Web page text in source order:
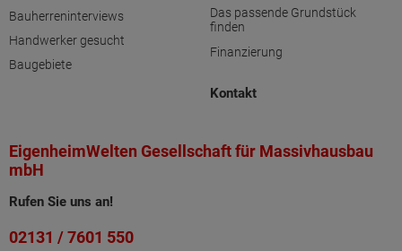
Bauherreninterviews
Handwerker gesucht
Baugebiete
Das passende Grundstück
finden
Finanzierung
Kontakt
EigenheimWelten Gesellschaft für Massivhausbau
mbH
Rufen Sie uns an!
02131 / 7601 550